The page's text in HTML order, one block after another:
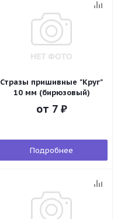
Стразы пришивные "Круг"
10 мм (бирюзовый)
от 7 ₽
Подробнее